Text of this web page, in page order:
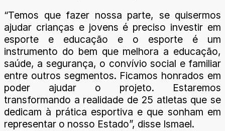
“Temos que fazer nossa parte, se quisermos
ajudar crianças e jovens é preciso investir em
esporte e educação e o esporte é um
instrumento do bem que melhora a educação,
saúde, a segurança, o convívio social e familiar
entre outros segmentos. Ficamos honrados em
poder ajudar o projeto. Estaremos
transformando a realidade de 25 atletas que se
dedicam à prática esportiva e que sonham em
representar o nosso Estado”, disse Ismael.